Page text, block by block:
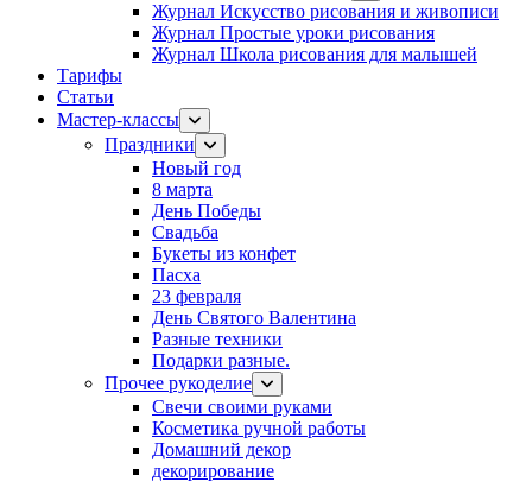
Журнал Искусство рисования и живописи
Журнал Простые уроки рисования
Журнал Школа рисования для малышей
Тарифы
Статьи
Мастер-классы
Праздники
Новый год
8 марта
День Победы
Свадьба
Букеты из конфет
Пасха
23 февраля
День Святого Валентина
Разные техники
Подарки разные.
Прочее рукоделие
Свечи своими руками
Косметика ручной работы
Домашний декор
декорирование